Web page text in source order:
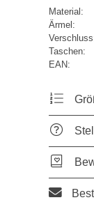
Material:
Ärmel:
Taschen:
EAN: